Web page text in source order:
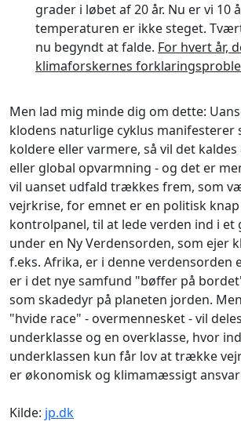
grader i løbet af 20 år. Nu er vi 10
temperaturen er ikke steget.
nu begyndt at falde. For hvert år,
klimaforskernes
Men lad mig minde dig om dette:
klodens naturlige cyklus manifesterer
koldere eller varmere, så vil det
eller global opvarmning - og det er
vil uanset udfald trækkes frem, som
vejrkrise, for emnet er en politisk
kontrolpanel, til at lede verden ind i et
under en Ny Verdensorden, som ejer
f.eks. Afrika, er i denne verdensorden
er i det nye samfund "bøffer på
som skadedyr på planeten jorden.
"hvide race" - overmennesket - vil
underklasse og en overklasse, hvor
underklassen kun får lov at trække
er økonomisk og klimamæssigt
Kilde: jp.dk